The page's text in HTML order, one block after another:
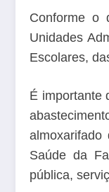
Conforme o
Unidades
Escolares,
É importante
almoxarifado
Saúde da
pública,